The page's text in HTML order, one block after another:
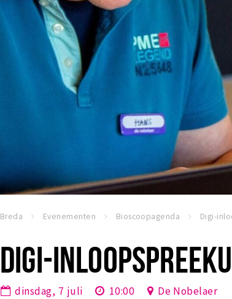
Breda Evenementen Bioscoopagenda Digi-
DIGI-
dinsdag, 7 juli 10:00 De Nobelaer